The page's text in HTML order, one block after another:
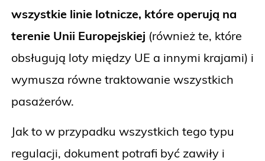
wszystkie linie lotnicze, które operują na
terenie Unii Europejskiej (również te, które
obsługują loty między UE a innymi krajami) i
wymusza równe traktowanie wszystkich
pasażerów.
Jak to w przypadku wszystkich tego typu
regulacji, dokument potrafi być zawiły i